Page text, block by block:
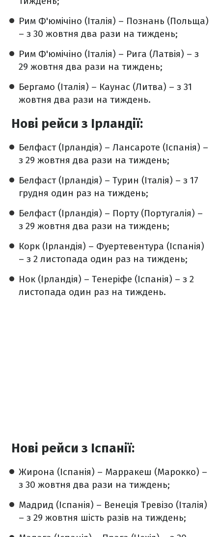
Рим Ф'юмічіно (Італія) – Познань (Польща)
– з 30 жовтня два рази на тиждень;
Рим Ф'юмічіно (Італія) – Рига (Латвія) – з
29 жовтня два рази на тиждень;
Бергамо (Італія) – Каунас (Литва) – з 31
жовтня два рази на тиждень.
Нові рейси з Ірландії:
Белфаст (Ірландія) – Лансароте (Іспанія) –
з 29 жовтня два рази на тиждень;
Белфаст (Ірландія) – Турин (Італія) – з 17
грудня один раз на тиждень;
Белфаст (Ірландія) – Порту (Португалія) –
з 29 жовтня два рази на тиждень;
Корк (Ірландія) – Фуертевентура (Іспанія)
– з 2 листопада один раз на тиждень;
Нок (Ірландія) – Тенеріфе (Іспанія) – з 2
листопада один раз на тиждень.
Нові рейси з Іспанії:
Жирона (Іспанія) – Марракеш (Марокко) –
з 30 жовтня два рази на тиждень;
Мадрид (Іспанія) – Венеція Тревізо (Італія)
– з 29 жовтня шість разів на тиждень;